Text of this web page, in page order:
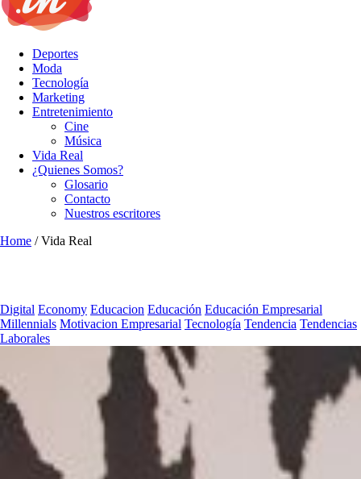
Deportes
Moda
Tecnología
Marketing
Entretenimiento
Cine
Música
Vida Real
¿Quienes Somos?
Glosario
Contacto
Nuestros escritores
Home /Vida Real
Digital Economy Educacion Educación Educación Empresarial
Millennials Motivacion Empresarial Tecnología Tendencia Tendencias
Laborales